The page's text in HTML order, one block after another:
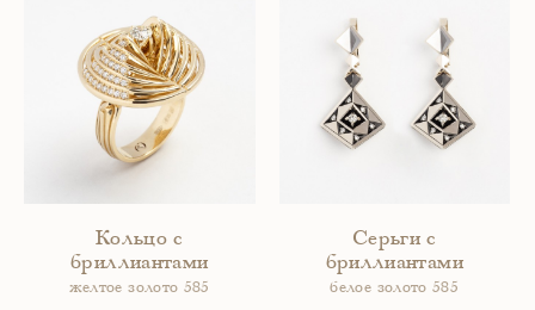
Кольцо с
бриллиантами
желтое золото 585
Серьги с
бриллиантами
белое золото 585